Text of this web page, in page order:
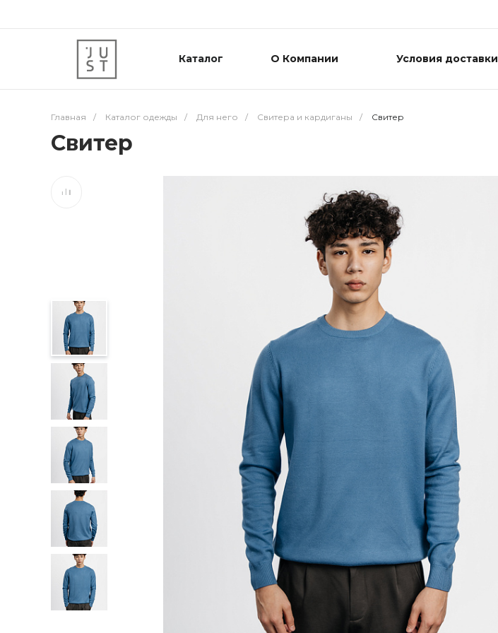
Каталог О Компании Условия доставки
Главная / Каталог одежды / Для него / Свитера и кардиганы / Свитер
Свитер